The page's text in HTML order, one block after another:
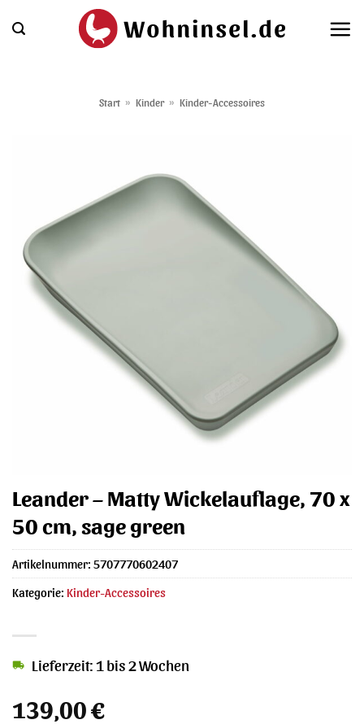
Inhalt
Start » Kinder » Kinder-Accessoires
Leander – Matty Wickelauflage, 70 x
50 cm, sage green
139,00€
Lieferzeit: 1 bis 2 Wochen
Artikelnummer: 5707770602407
Kategorie: Kinder-Accessoires